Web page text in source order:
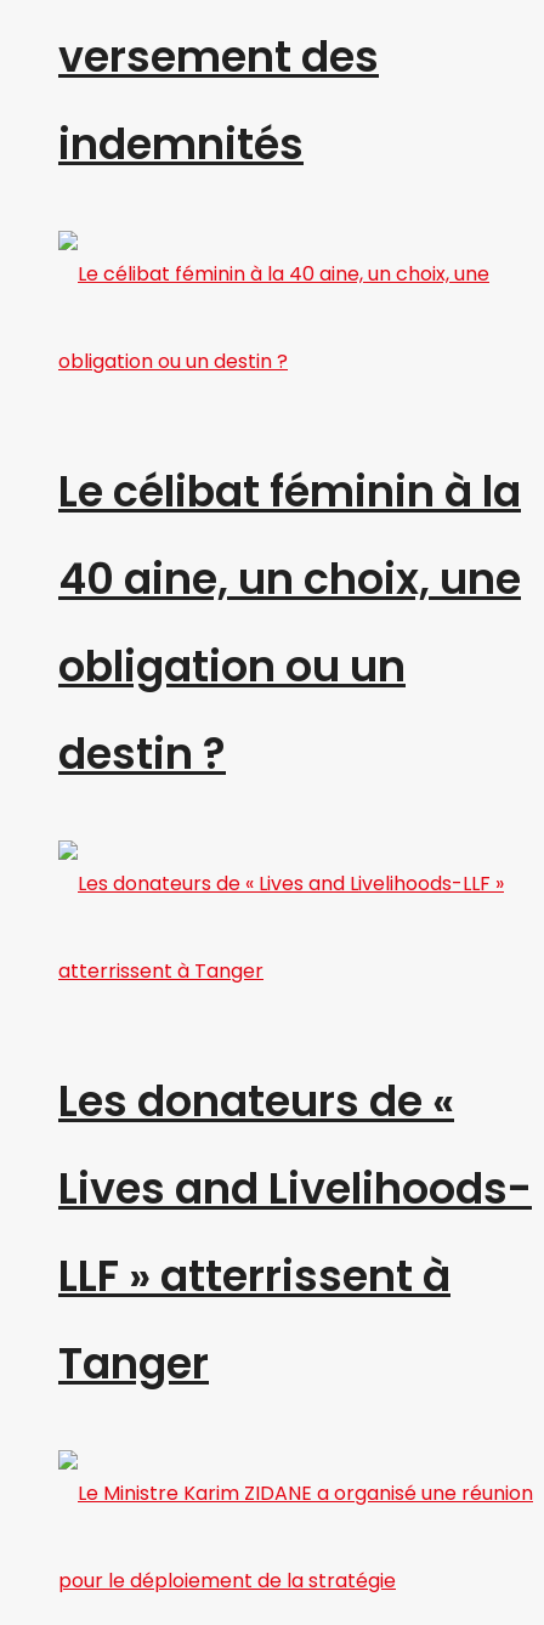
versement des
indemnités
Le célibat féminin à la
40 aine, un choix, une
obligation ou un
destin ?
Les donateurs de «
Lives and Livelihoods-
LLF » atterrissent à
Tanger